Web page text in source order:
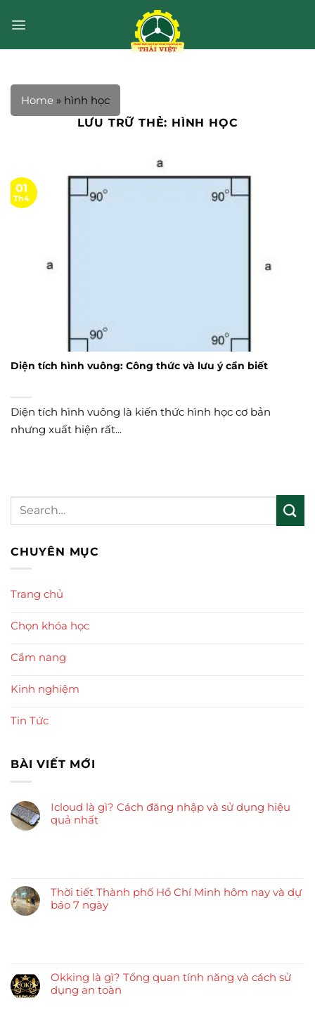
qua
Home » hình học
LƯU TRỮ THẺ: HÌNH HỌC
Diện tích hình vuông: Công thức và lưu ý cần biết
Diện tích hình vuông là kiến thức hình học cơ bản
nhưng xuất hiện rất...
01
Th4
CHUYÊN MỤC
Trang chủ
Chọn khóa học
Cẩm nang
Kinh nghiệm
Tin Tức
BÀI VIẾT MỚI
Icloud là gì? Cách đăng nhập và sử dụng hiệu
quả nhất
Thời tiết Thành phố Hồ Chí Minh hôm nay và dự
báo 7 ngày
Okking là gì? Tổng quan tính năng và cách sử
dụng an toàn